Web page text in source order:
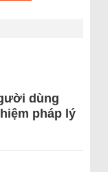
dùng
pháp lý